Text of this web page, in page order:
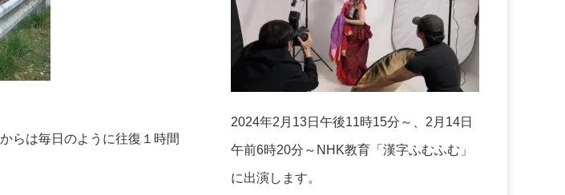
らは毎日のように往復１時間
2024年2月13日午後11時15分～、2月14日
午前6時20分～NHK教育「漢字ふむふむ」
に出演します。